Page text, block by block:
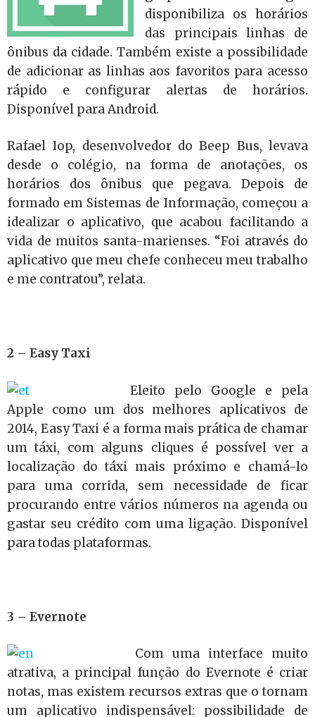
disponibiliza os horários
das principais linhas de
ônibus da cidade. Também existe a possibilidade
de adicionar as linhas aos favoritos para acesso
rápido e configurar alertas de horários.
Disponível para Android.
Rafael Iop, desenvolvedor do Beep Bus, levava
desde o colégio, na forma de anotações, os
horários dos ônibus que pegava. Depois de
formado em Sistemas de Informação, começou a
idealizar o aplicativo, que acabou facilitando a
vida de muitos santa-marienses. “Foi através do
aplicativo que meu chefe conheceu meu trabalho
e me contratou”, relata.
2 – Easy Taxi
Eleito pelo Google e pela
Apple como um dos melhores aplicativos de
2014, Easy Taxi é a forma mais prática de chamar
um táxi, com alguns cliques é possível ver a
localização do táxi mais próximo e chamá-lo
para uma corrida, sem necessidade de ficar
procurando entre vários números na agenda ou
gastar seu crédito com uma ligação. Disponível
para todas plataformas.
3 – Evernote
Com uma interface muito
atrativa, a principal função do Evernote é criar
notas, mas existem recursos extras que o tornam
um aplicativo indispensável: possibilidade de